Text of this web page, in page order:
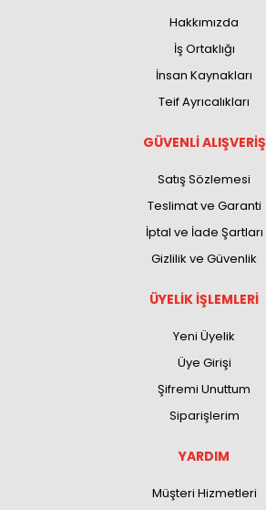
Hakkımızda
İş Ortaklığı
İnsan Kaynakları
Teif Ayrıcalıkları
GÜVENLİ ALIŞVERİŞ
Satış Sözlemesi
Teslimat ve Garanti
İptal ve İade Şartları
Gizlilik ve Güvenlik
ÜYELİK İŞLEMLERİ
Yeni Üyelik
Üye Girişi
Şifremi Unuttum
Siparişlerim
YARDIM
Müşteri Hizmetleri